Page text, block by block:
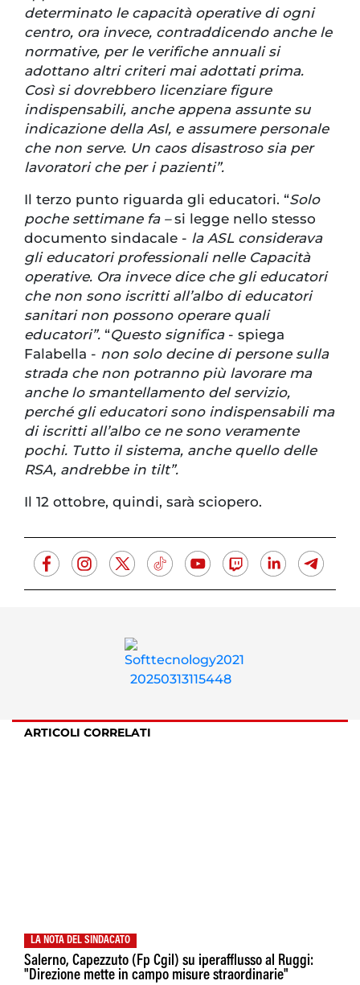
determinato le capacità operative di ogni
centro, ora invece, contraddicendo anche le
normative, per le verifiche annuali si
adottano altri criteri mai adottati prima.
Così si dovrebbero licenziare figure
indispensabili, anche appena assunte su
indicazione della Asl, e assumere personale
che non serve. Un caos disastroso sia per
lavoratori che per i pazienti”.
Il terzo punto riguarda gli educatori. “Solo
poche settimane fa –si legge nello stesso
documento sindacale - la ASL considerava
gli educatori professionali nelle Capacità
operative. Ora invece dice che gli educatori
che non sono iscritti all’albo di educatori
sanitari non possono operare quali
educatori”. “Questo significa - spiega
Falabella - non solo decine di persone sulla
strada che non potranno più lavorare ma
anche lo smantellamento del servizio,
perché gli educatori sono indispensabili ma
di iscritti all’albo ce ne sono veramente
pochi. Tutto il sistema, anche quello delle
RSA, andrebbe in tilt”.
Il 12 ottobre, quindi, sarà sciopero.
ARTICOLI CORRELATI
LA NOTA DEL SINDACATO
Salerno, Capezzuto (Fp Cgil) su iperafflusso al Ruggi:
"Direzione mette in campo misure straordinarie"